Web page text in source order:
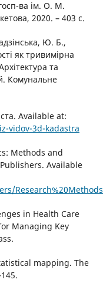
ва ім. О. М.
2020. – 403 с.
Ю. Б.,
як тривимірна
та
Комунальне
Available at:
vidov-3d-kadastra
Methods and
Available
in Health Care
Managing Key
mapping. The